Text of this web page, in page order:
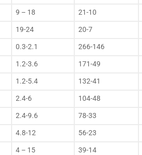
9 – 18 21-10
19-24 20-7
0.3-2.1 266-146
1.2-3.6 171-49
1.2-5.4 132-41
2.4-6 104-48
2.4-9.6 78-33
4.8-12 56-23
4 – 15 39-14